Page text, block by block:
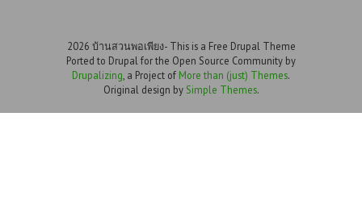
2026 บ้านสวนพอเพียง- This is a Free Drupal Theme
Ported to Drupal for the Open Source Community by
Drupalizing , a Project of More than (just) Themes.
Original design by Simple Themes.